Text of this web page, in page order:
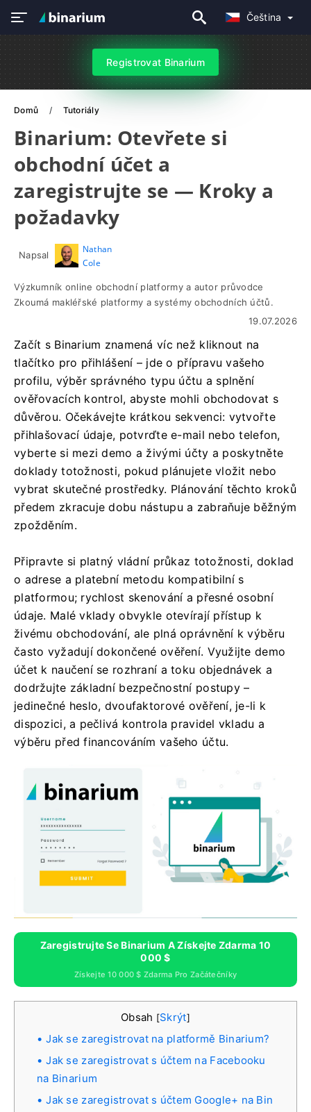
Čeština
Registrovat Binarium
Domů Tutoriály
Binarium: Otevřete si
obchodní účet a
zaregistrujte se — Kroky a
požadavky
Napsal
Nathan
Cole
Výzkumník online obchodní platformy a autor průvodce
Zkoumá makléřské platformy a systémy obchodních účtů.
19.07.2026
Začít s Binarium znamená víc než kliknout na
tlačítko pro přihlášení – jde o přípravu vašeho
profilu, výběr správného typu účtu a splnění
ověřovacích kontrol, abyste mohli obchodovat s
důvěrou. Očekávejte krátkou sekvenci: vytvořte
přihlašovací údaje, potvrďte e-mail nebo telefon,
vyberte si mezi demo a živými účty a poskytněte
doklady totožnosti, pokud plánujete vložit nebo
vybrat skutečné prostředky. Plánování těchto kroků
předem zkracuje dobu nástupu a zabraňuje běžným
zpožděním.
Připravte si platný vládní průkaz totožnosti, doklad
o adrese a platební metodu kompatibilní s
platformou; rychlost skenování a přesné osobní
údaje. Malé vklady obvykle otevírají přístup k
živému obchodování, ale plná oprávnění k výběru
často vyžadují dokončené ověření. Využijte demo
účet k naučení se rozhraní a toku objednávek a
dodržujte základní bezpečnostní postupy –
jedinečné heslo, dvoufaktorové ověření, je-li k
dispozici, a pečlivá kontrola pravidel vkladu a
výběru před financováním vašeho účtu.
Zaregistrujte Se Binarium A Získejte Zdarma 10
000 $
Získejte 10 000 $ Zdarma Pro Začátečníky
Obsah [Skrýt]
Jak se zaregistrovat na platformě Binarium?
Jak se zaregistrovat s účtem na Facebooku
na Binarium
Jak se zaregistrovat s účtem Google+ na Bin